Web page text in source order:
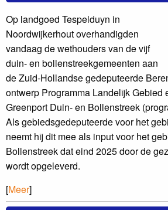
Op landgoed Tespelduyn in
Noordwijkerhout overhandigden
vandaag de wethouders van de vijf
duin- en bollenstreekgemeenten aan
de Zuid-Hollandse gedeputeerde
ontwerp Programma Landelijk Gebied
Greenport Duin- en Bollenstreek
Als gebiedsgedeputeerde voor het
neemt hij dit mee als input voor het
Bollenstreek dat eind 2025 door de
wordt opgeleverd.
[Meer]